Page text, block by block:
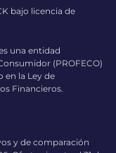
bajo licencia de
una entidad
(PROFECO)
en la Ley de
Financieros.
y de comparación